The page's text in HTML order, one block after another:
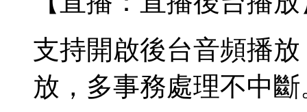
支持開啟後台音頻播
放，多事務處理不中斷